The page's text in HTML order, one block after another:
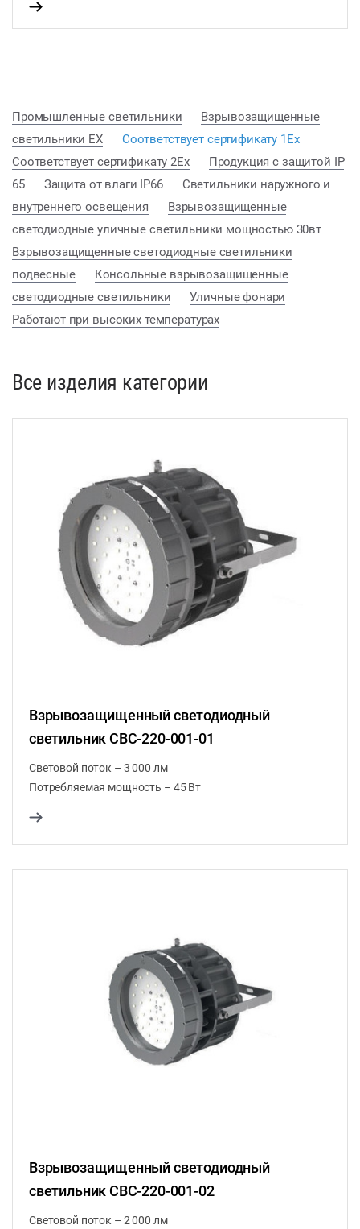
Промышленные светильники
Взрывозащищенные
светильники EX
Соответствует сертификату 1Ex
Соответствует сертификату 2Ex
Продукция с защитой IP
65
Защита от влаги IP66
Светильники наружного и
внутреннего освещения
Взрывозащищенные
светодиодные уличные светильники мощностью 30вт
Взрывозащищенные светодиодные светильники
подвесные
Консольные взрывозащищенные
светодиодные светильники
Уличные фонари
Работают при высоких температурах
Все изделия категории
Взрывозащищенный светодиодный
светильник CВС-220-001-01
Световой поток – 3 000 лм
Потребляемая мощность – 45 Вт
Взрывозащищенный светодиодный
светильник CВС-220-001-02
Световой поток – 2 000 лм